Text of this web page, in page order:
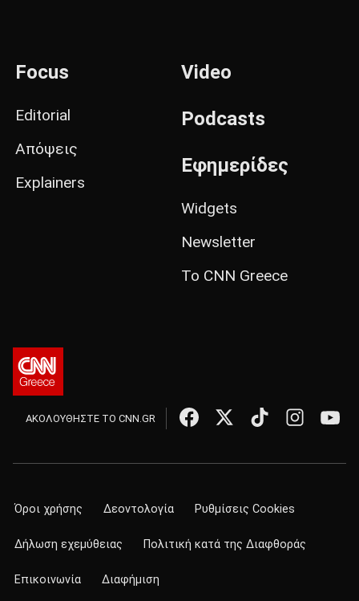
Focus
Editorial
Απόψεις
Explainers
Video
Podcasts
Εφημερίδες
Widgets
Newsletter
Το CNN Greece
ΑΚΟΛΟΥΘΗΣΤΕ ΤΟ CNN.GR
Όροι χρήσης Δεοντολογία Ρυθμίσεις Cookies
Δήλωση εχεμύθειας Πολιτική κατά της Διαφθοράς
Επικοινωνία Διαφήμιση